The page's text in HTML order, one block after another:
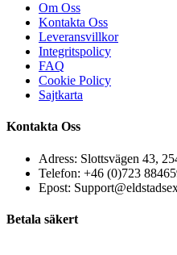
Om Oss
Kontakta Oss
Leveransvillkor
Integritspolicy
FAQ
Cookie Policy
Sajtkarta
Kontakta Oss
Adress: Slottsvägen 43,
Telefon: +46 (0)723
Epost:
Betala säkert